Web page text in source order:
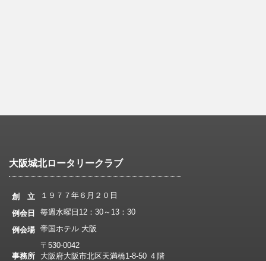
大阪城北ロータリークラブ
創 立
１９７７年６月２０日
例会日
毎週水曜日12：30～13：30
例会場 帝国ホテル 大阪
事務所
〒530-0042
大阪府大阪市北区天満橋1-8-50 ４階